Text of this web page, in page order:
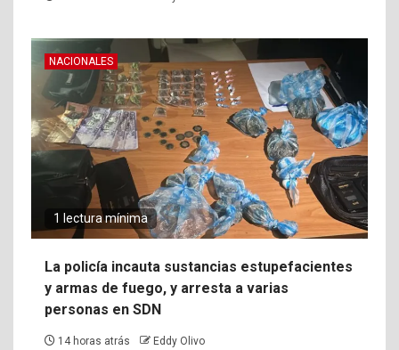
NACIONALES
1 lectura mínima
La policía incauta sustancias estupefacientes
y armas de fuego, y arresta a varias
personas en SDN
14 horas atrás Eddy Olivo